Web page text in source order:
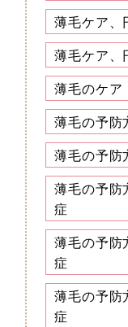
薄毛ケア、
薄毛ケア、
薄毛のケア
薄毛の予防
薄毛の予防
薄毛の予防
症
薄毛の予防
症
薄毛の予防
症